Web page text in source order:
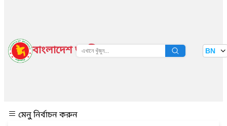
বাংলাদেশ জাতীয় তথ্য বাতায়ন BN
মেনু নির্বাচন করুন